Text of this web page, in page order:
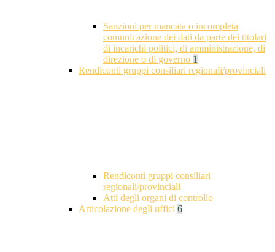
Sanzioni per mancata o incompleta
comunicazione dei dati da parte dei titolari
di incarichi politici, di amministrazione, di
direzione o di governo 1
Rendiconti gruppi consiliari regionali/provinciali
Rendiconti gruppi consiliari
regionali/provinciali
Atti degli organi di controllo
Articolazione degli uffici 6